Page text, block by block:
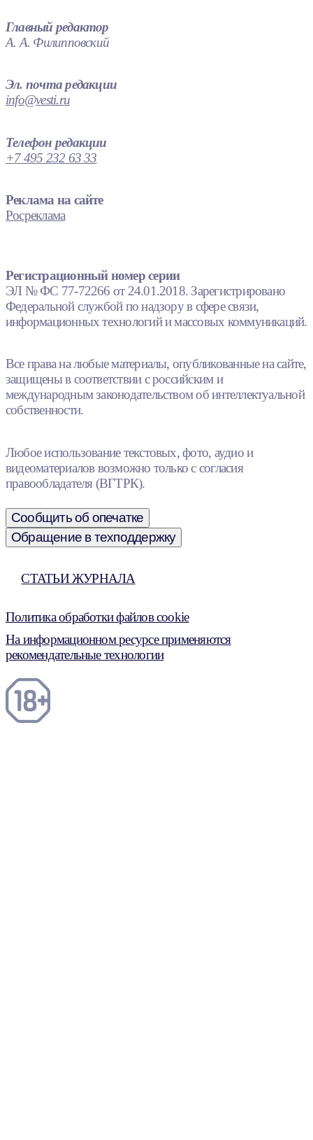
Главный редактор
А. А. Филипповский
Эл. почта редакции
info@vesti.ru
Телефон редакции
+7 495 232 63 33
Реклама на сайте
Росреклама
Регистрационный номер серии
ЭЛ № ФС 77-72266 от 24.01.2018. Зарегистрировано
Федеральной службой по надзору в сфере связи,
информационных технологий и массовых коммуникаций.
Все права на любые материалы, опубликованные на сайте,
защищены в соответствии с российским и
международным законодательством об интеллектуальной
собственности.
Любое использование текстовых, фото, аудио и
видеоматериалов возможно только с согласия
правообладателя (ВГТРК).
Сообщить об опечатке
Обращение в техподдержку
СТАТЬИ ЖУРНАЛА
Политика обработки файлов cookie
На информационном ресурсе применяются
рекомендательные технологии